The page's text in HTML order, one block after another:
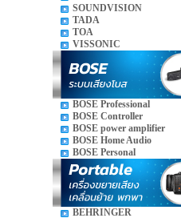
SOUNDVISION
TADA
TOA
VISSONIC
BOSE Professional
BOSE Controller
BOSE power amplifier
BOSE Home Audio
BOSE Personal
BEHRINGER